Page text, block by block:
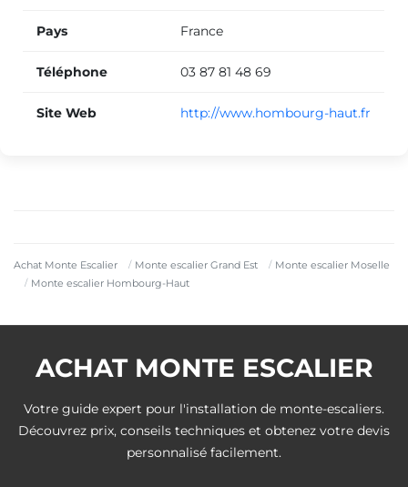
Achat Monte Escalier Monte escalier Grand Est
Monte escalier Moselle
Monte escalier Hombourg-Haut
Pays France
Téléphone 03 87 81 48 69
Site Web http://www.hombourg-haut.fr
ACHAT MONTE ESCALIER
Votre guide expert pour l'installation de monte-escaliers.
Découvrez prix, conseils techniques et obtenez votre devis
personnalisé facilement.